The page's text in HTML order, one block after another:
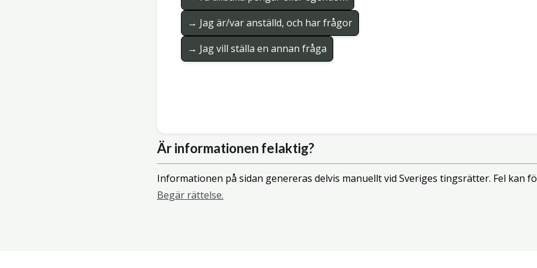
→ Jag är/var anställd, och har frågor
→ Jag vill ställa en annan fråga
Är informationen felaktig?
Informationen på sidan genereras delvis manuellt vid Sveriges tingsrätter. Fel kan
Begär rättelse.